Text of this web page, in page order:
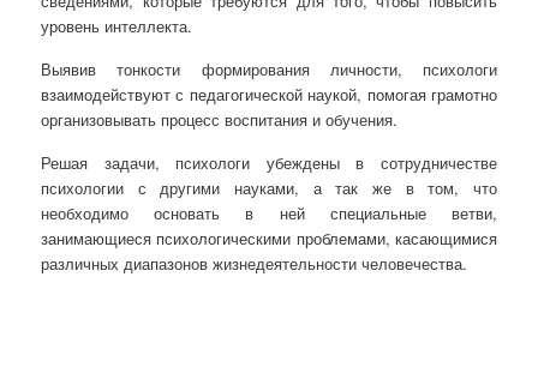
уровень интеллекта.
Выявив тонкости формирования личности, психологи
взаимодействуют с педагогической наукой, помогая грамотно
организовывать процесс воспитания и обучения.
Решая задачи, психологи убеждены в сотрудничестве
психологии с другими науками, а так же в том, что
необходимо основать в ней специальные ветви,
занимающиеся психологическими проблемами, касающимися
различных диапазонов жизнедеятельности человечества.